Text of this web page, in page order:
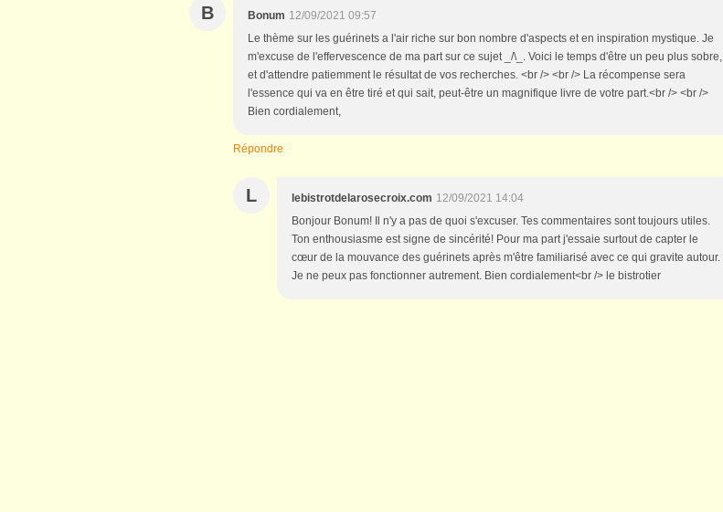
B Bonum 12/09/2021 09:57
Le thème sur les guérinets a l'air riche sur bon nombre d'aspects et en inspiration mystique. Je
m'excuse de l'effervescence de ma part sur ce sujet _/\_. Voici le temps d'être un peu plus sobre,
et d'attendre patiemment le résultat de vos recherches. <br /> <br /> La récompense sera
l'essence qui va en être tiré et qui sait, peut-être un magnifique livre de votre part.<br /> <br />
Bien cordialement,
Répondre
L lebistrotdelarosecroix.com 12/09/2021 14:04
Bonjour Bonum! Il n'y a pas de quoi s'excuser. Tes commentaires sont toujours utiles.
Ton enthousiasme est signe de sincérité! Pour ma part j'essaie surtout de capter le
cœur de la mouvance des guérinets après m'être familiarisé avec ce qui gravite autour.
Je ne peux pas fonctionner autrement. Bien cordialement<br /> le bistrotier